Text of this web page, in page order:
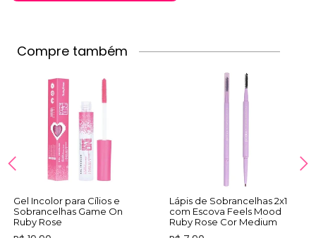
Compre também
Gel Incolor para Cílios e
Sobrancelhas Game On
Ruby Rose
Lápis de Sobrancelhas 2x1
com Escova Feels Mood
Ruby Rose Cor Medium